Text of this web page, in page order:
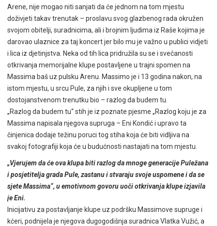
Arene, nije mogao niti sanjati da će jednom na tom mjestu
doživjeti takav trenutak – proslavu svog glazbenog rada okružen
svojom obitelji, suradnicima, ali i brojnim ljudima iz Raše kojima je
darovao ulaznice za taj koncert jer bilo mu je važno u publici vidjeti
i lica iz djetinjstva. Neka od tih lica pridružila su se i svečanosti
otkrivanja memorijalne klupe postavljene u trajni spomen na
Massima baš uz pulsku Arenu. Massimo je i 13 godina nakon, na
istom mjestu, u srcu Pule, za njih i sve okupljene u tom
dostojanstvenom trenutku bio – razlog da budem tu.
„Razlog da budem tu“ stih je iz poznate pjesme „Razlog koju je za
Massima napisala njegova supruga – Eni Kondić i upravo ta
činjenica dodaje težinu poruci tog stiha koja će biti vidljiva na
svakoj fotografiji koja će u budućnosti nastajati na tom mjestu.
„Vjerujem da će ova klupa biti razlog da mnoge generacije Puležana
i posjetitelja grada Pule, zastanu i stvaraju svoje uspomene i da se
sjete Massima“, u emotivnom govoru uoči otkrivanja klupe izjavila
je Eni.
Inicijativu za postavljanje klupe uz podršku Massimove supruge i
kćeri, podnijela je njegova dugogodišnja suradnica Vlatka Vužić, a